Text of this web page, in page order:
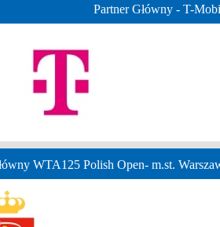
Partner Główny - T-
WTA125 Polish Open- m.st.